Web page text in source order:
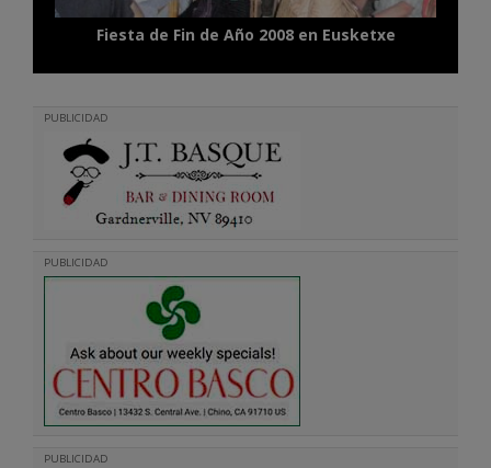
Fiesta de Fin de Año 2008 en Eusketxe
PUBLICIDAD
PUBLICIDAD
PUBLICIDAD